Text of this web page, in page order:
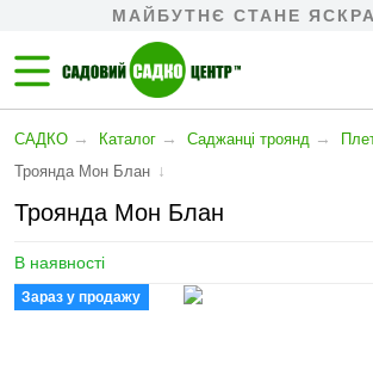
МАЙБУТНЄ СТАНЕ
САДКО → Каталог → Саджанці троянд →
Троянда Мон Блан ↓
Троянда Мон Блан
В наявності
Зараз у продажу